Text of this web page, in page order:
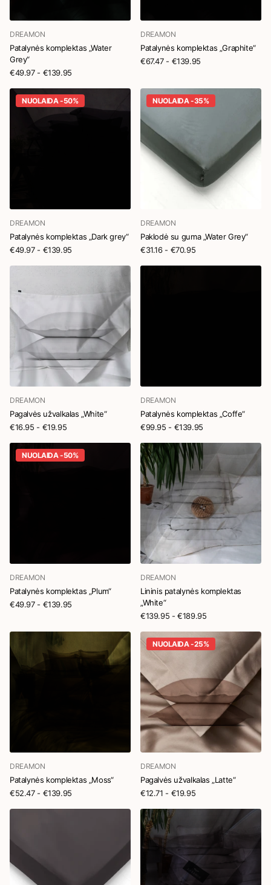
DREAMON
Patalynės komplektas „Water
Grey“
€49.97- €139.95
DREAMON
Patalynės komplektas „Graphite“
€67.47- €139.95
NUOLAIDA -50%
DREAMON
Patalynės komplektas „Dark grey“
€49.97- €139.95
NUOLAIDA -35%
DREAMON
Paklodė su guma „Water Grey“
€31.16- €70.95
DREAMON
Pagalvės užvalkalas „White“
€16.95 - €19.95
DREAMON
Patalynės komplektas „Coffe“
€99.95 - €139.95
NUOLAIDA -50%
DREAMON
Patalynės komplektas „Plum“
€49.97- €139.95
DREAMON
Lininis patalynės komplektas
„White“
€139.95 - €189.95
DREAMON
Patalynės komplektas „Moss“
€52.47- €139.95
NUOLAIDA -25%
DREAMON
Pagalvės užvalkalas „Latte“
€12.71 - €19.95